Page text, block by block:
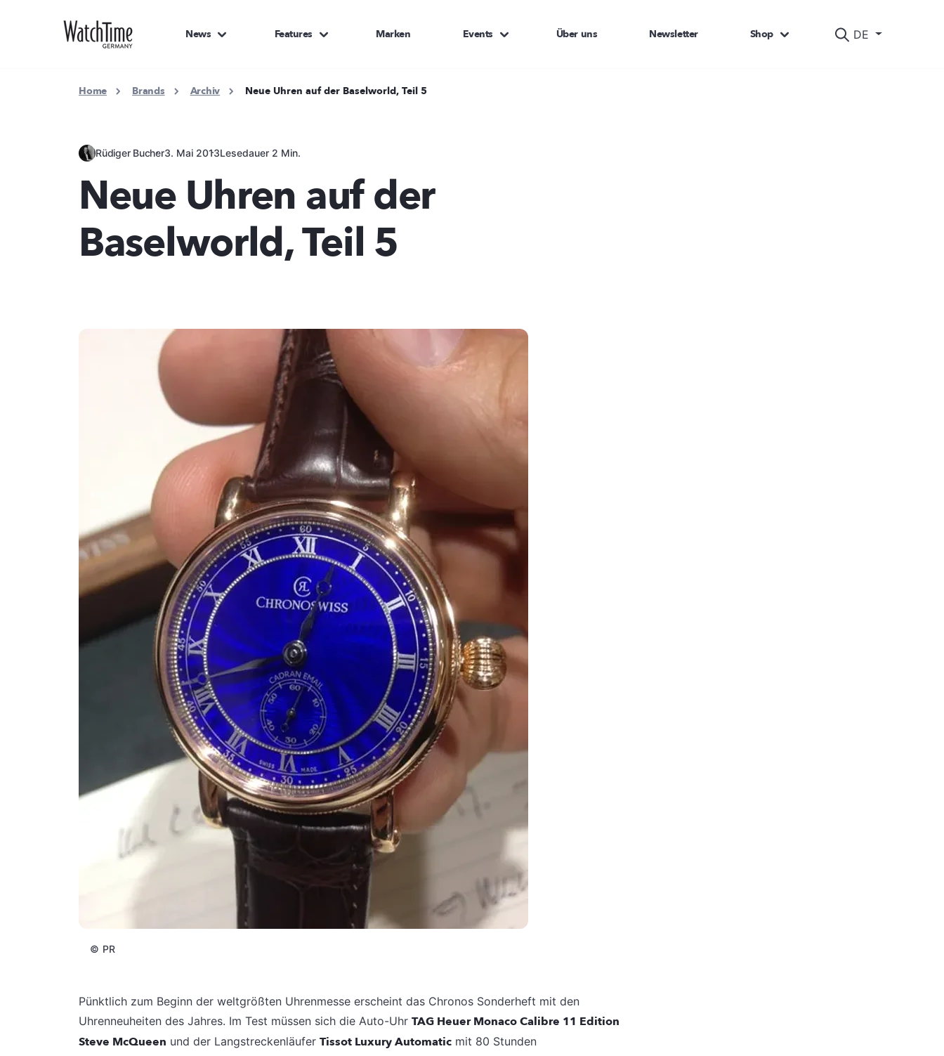
DE
News Features Marken Events Über uns Newsletter Shop
Home Brands Archiv Neue Uhren auf der Baselworld, Teil 5
Rüdiger Bucher3. Mai 2013Lesedauer 2 Min.
Neue Uhren auf der
Baselworld, Teil 5
© PR
Pünktlich zum Beginn der weltgrößten Uhrenmesse erscheint das Chronos Sonderheft mit den
Uhrenneuheiten des Jahres. Im Test müssen sich die Auto-Uhr TAG Heuer Monaco Calibre 11 Edition
Steve McQueen und der Langstreckenläufer Tissot Luxury Automatic mit 80 Stunden